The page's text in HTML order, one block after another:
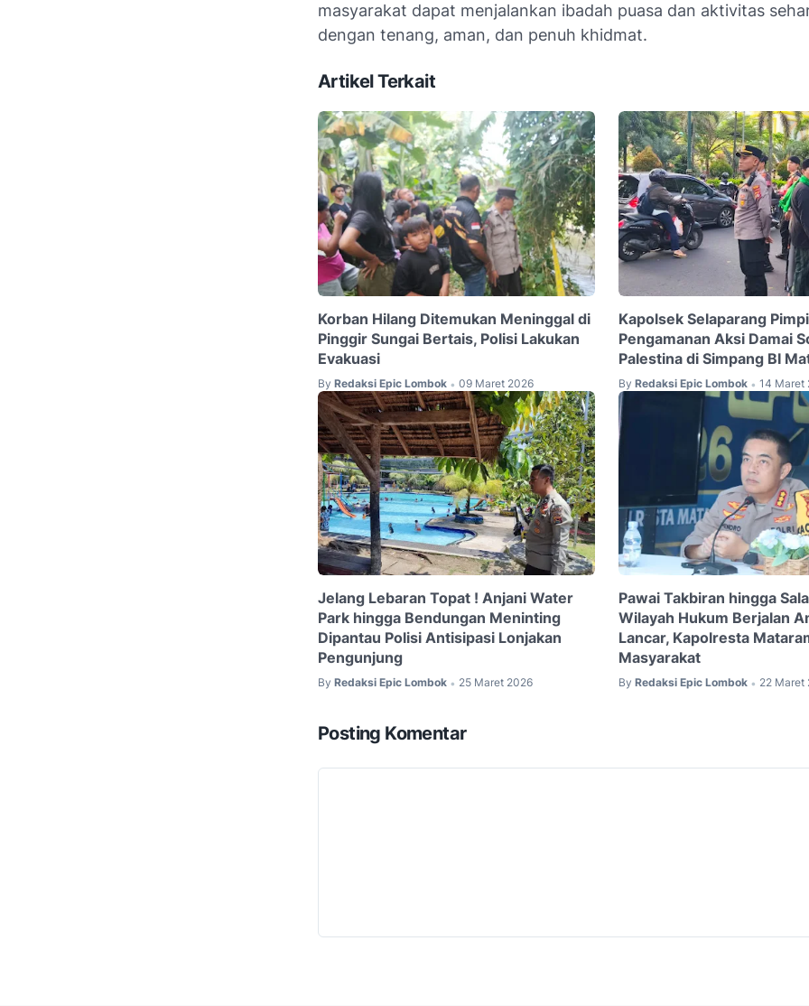
masyarakat dapat menjalankan ibadah puasa dan aktivitas
dengan tenang, aman, dan penuh khidmat.
Artikel Terkait
Korban Hilang Ditemukan Meninggal di
Pinggir Sungai Bertais, Polisi Lakukan
Evakuasi
By Redaksi Epic Lombok • 09 Maret 2026
Kapolsek Selaparang
Pengamanan Aksi Damai
Palestina di Simpang BI
By Redaksi Epic Lombok • 14 Maret
Jelang Lebaran Topat ! Anjani Water
Park hingga Bendungan Meninting
Dipantau Polisi Antisipasi Lonjakan
Pengunjung
By Redaksi Epic Lombok • 25 Maret 2026
Pawai Takbiran hingga
Wilayah Hukum Berjalan
Lancar, Kapolresta
Masyarakat
By Redaksi Epic Lombok • 22 Maret
Posting Komentar